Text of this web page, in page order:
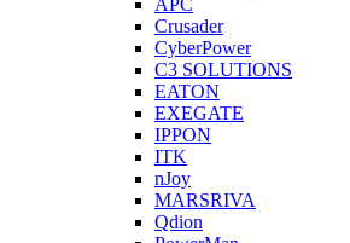
APC
Crusader
CyberPower
C3 SOLUTIONS
EATON
EXEGATE
IPPON
ITK
nJoy
MARSRIVA
Qdion